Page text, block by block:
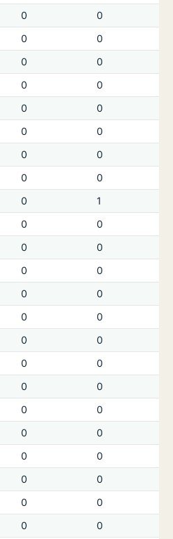
0
0
0
0
0
0
0
0
0
0
0
0
0
0
0
0
0
1
0
0
0
0
0
0
0
0
0
0
0
0
0
0
0
0
0
0
0
0
0
0
0
0
0
0
0
0